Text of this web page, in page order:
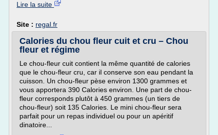
Lire la suite
Site : regal.fr
Calories du chou fleur cuit et cru – Chou
fleur et régime
Le chou-fleur cuit contient la même quantité de calories
que le chou-fleur cru, car il conserve son eau pendant la
cuisson. Un chou-fleur pèse environ 1300 grammes et
vous apportera 390 Calories environ. Une part de chou-
fleur corresponds plutôt à 450 grammes (un tiers de
chou-fleur) soit 135 Calories. Le mini chou-fleur sera
parfait pour un repas individuel ou pour un apéritif
dinatoire...